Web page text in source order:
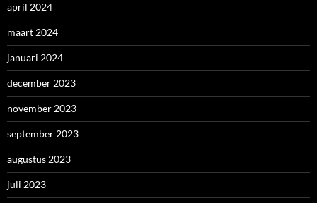
april 2024
maart 2024
januari 2024
december 2023
november 2023
september 2023
augustus 2023
juli 2023